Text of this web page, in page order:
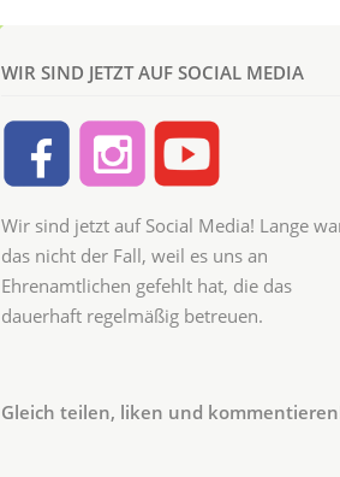
WIR SIND JETZT AUF SOCIAL MEDIA
Wir sind jetzt auf Social Media! Lange
das nicht der Fall, weil es uns an
Ehrenamtlichen gefehlt hat, die das
dauerhaft regelmäßig betreuen.
Gleich teilen, liken und